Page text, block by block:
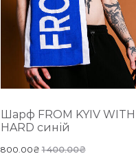
Шарф FROM KYIV WITH
HARD синій
1 400.00₴
800.00₴